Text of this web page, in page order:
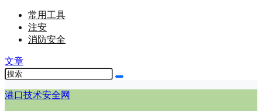
常用工具
注安
消防安全
文章
港口技术安全网